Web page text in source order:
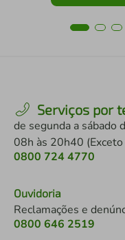
Serviços por
de segunda a sábado
08h às 20h40
0800 724 4770
Ouvidoria
Reclamações e
0800 646 2519